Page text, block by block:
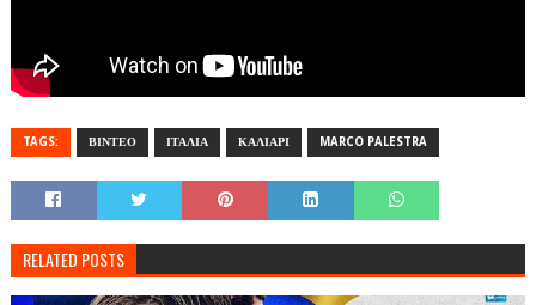
TAGS: ΒΙΝΤΕΟ ΙΤΑΛΙΑ ΚΑΛΙΑΡΙ MARCO PALESTRA
RELATED POSTS